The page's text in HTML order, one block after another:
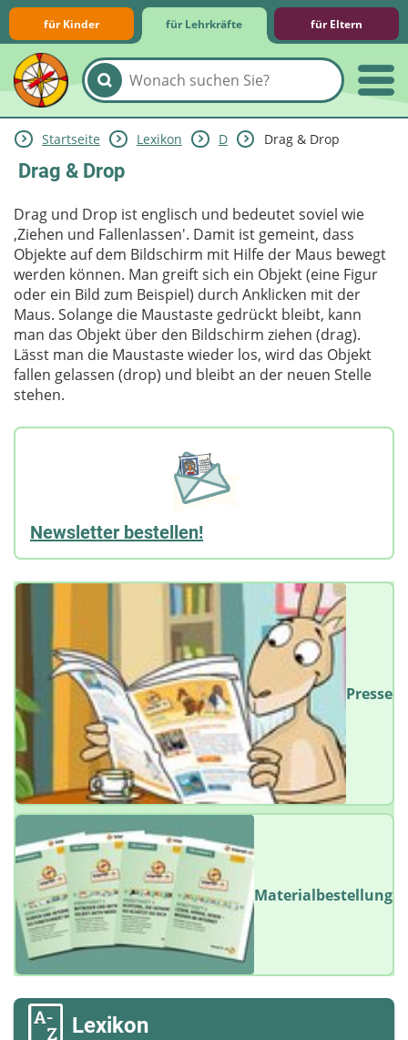
für Kinder für Lehrkräfte für Eltern
Lernmodule
Unterrichts­materialien
Internet-ABC-Schule
Praxishilfen
Aktuelles
Startseite Lexikon D Drag & Drop
Drag & Drop
Drag und Drop ist englisch und bedeutet soviel wie
‚Ziehen und Fallenlassen'. Damit ist gemeint, dass
Objekte auf dem Bildschirm mit Hilfe der Maus bewegt
werden können. Man greift sich ein Objekt (eine Figur
oder ein Bild zum Beispiel) durch Anklicken mit der
Maus. Solange die Maustaste gedrückt bleibt, kann
man das Objekt über den Bildschirm ziehen (drag).
Lässt man die Maustaste wieder los, wird das Objekt
fallen gelassen (drop) und bleibt an der neuen Stelle
stehen.
Newsletter bestellen!
Presse
Materialbestellung
Lexikon